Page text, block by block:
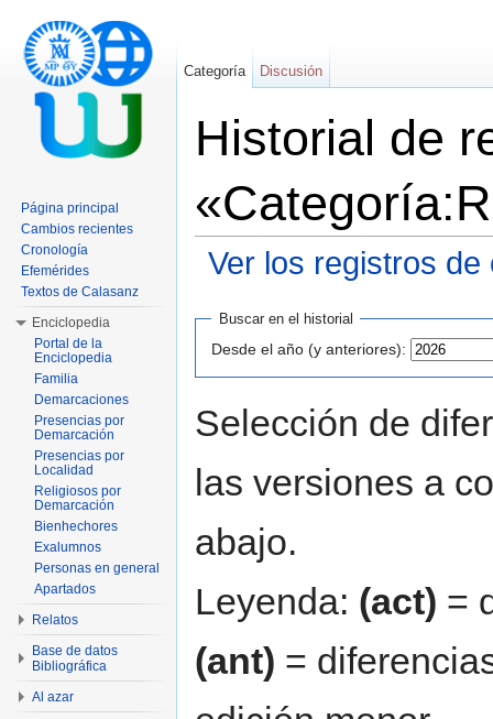
Historial de
Ver los registros de
Buscar en el historial
Desde el año (y anteriores):
Selección de
las versiones a
abajo.
Leyenda: (act) =
(ant) =
Categoría Discusión
Página principal
Cambios recientes
Cronología
Efemérides
Textos de Calasanz
Enciclopedia
Portal de la
Enciclopedia
Familia
Demarcaciones
Presencias por
Demarcación
Presencias por
Localidad
Religiosos por
Demarcación
Bienhechores
Exalumnos
Personas en general
Apartados
Relatos
Base de datos
Bibliográfica
Al azar